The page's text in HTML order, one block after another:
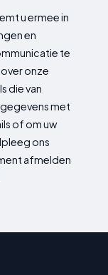
u ermee in
en
te
onze
die van
met
of om uw
ons
afmelden